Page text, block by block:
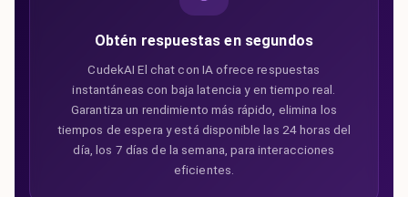
Obtén respuestas en segundos
CudekAI El chat con IA ofrece respuestas
instantáneas con baja latencia y en tiempo real.
Garantiza un rendimiento más rápido, elimina los
tiempos de espera y está disponible las 24 horas del
día, los 7 días de la semana, para interacciones
eficientes.